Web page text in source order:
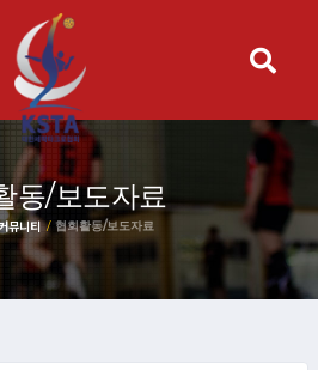
동/보도자료
뮤니티 협회활동/보도자료